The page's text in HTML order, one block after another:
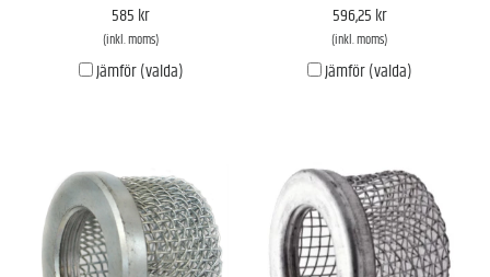
585 kr
(inkl. moms)
Jämför (valda)
596,25 kr
(inkl. moms)
Jämför (valda)